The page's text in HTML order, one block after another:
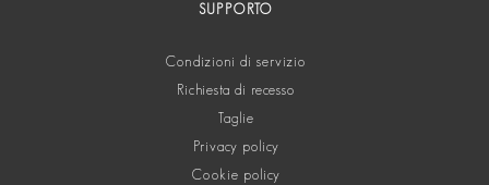
SUPPORTO
Condizioni di servizio
Richiesta di recesso
Taglie
Privacy policy
Cookie policy